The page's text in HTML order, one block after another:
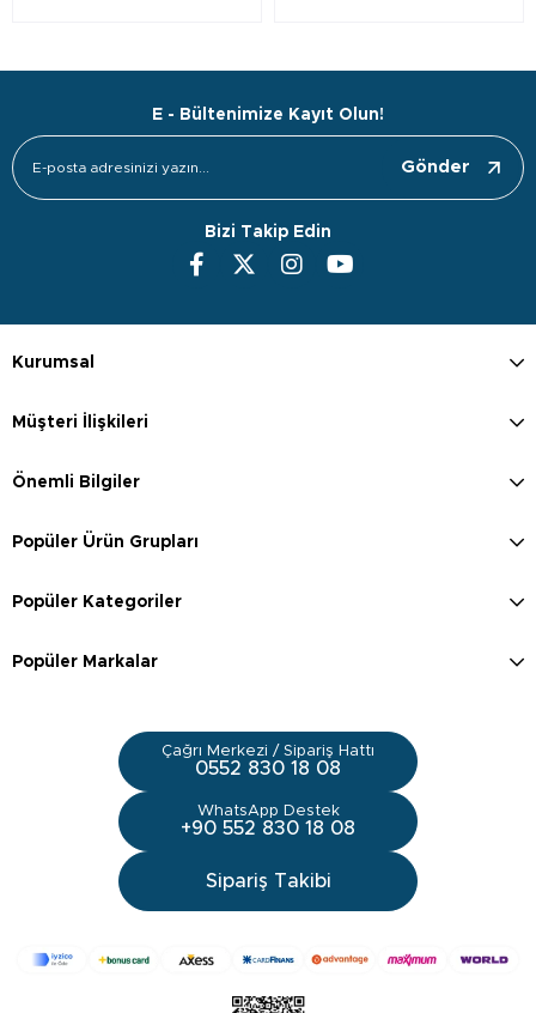
E - Bültenimize Kayıt Olun!
Gönder
Bizi Takip Edin
Kurumsal
Müşteri İlişkileri
Önemli Bilgiler
Popüler Ürün Grupları
Popüler Kategoriler
Popüler Markalar
Çağrı Merkezi / Sipariş Hattı
0552 830 18 08
WhatsApp Destek
+90 552 830 18 08
Sipariş Takibi